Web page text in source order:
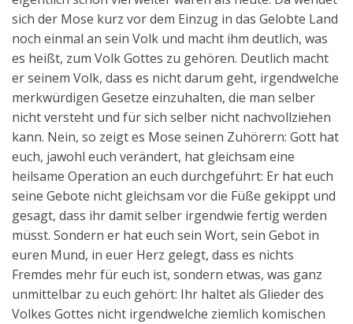
sich der Mose kurz vor dem Einzug in das Gelobte Land
noch einmal an sein Volk und macht ihm deutlich, was
es heißt, zum Volk Gottes zu gehören. Deutlich macht
er seinem Volk, dass es nicht darum geht, irgendwelche
merkwürdigen Gesetze einzuhalten, die man selber
nicht versteht und für sich selber nicht nachvollziehen
kann. Nein, so zeigt es Mose seinen Zuhörern: Gott hat
euch, jawohl euch verändert, hat gleichsam eine
heilsame Operation an euch durchgeführt: Er hat euch
seine Gebote nicht gleichsam vor die Füße gekippt und
gesagt, dass ihr damit selber irgendwie fertig werden
müsst. Sondern er hat euch sein Wort, sein Gebot in
euren Mund, in euer Herz gelegt, dass es nichts
Fremdes mehr für euch ist, sondern etwas, was ganz
unmittelbar zu euch gehört: Ihr haltet als Glieder des
Volkes Gottes nicht irgendwelche ziemlich komischen